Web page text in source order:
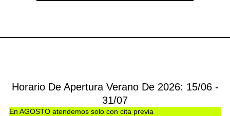
Horario De Apertura Verano De 2026: 15/06 -
31/07
En AGOSTO atendemos solo con cita previa